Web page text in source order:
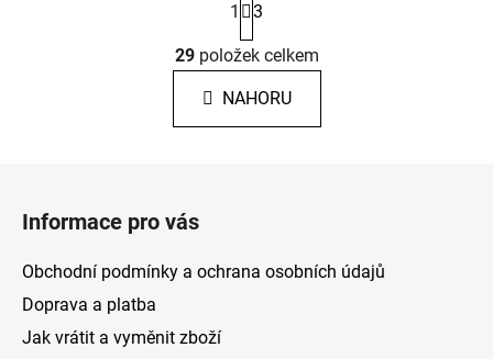
O
v
l
á
d
v
t
r
á
n
k
1 3
29položek celkem
NAHORU
Informace pro vás
Obchodní podmínky a ochrana osobních údajů
Doprava a platba
Jak vrátit a vyměnit zboží